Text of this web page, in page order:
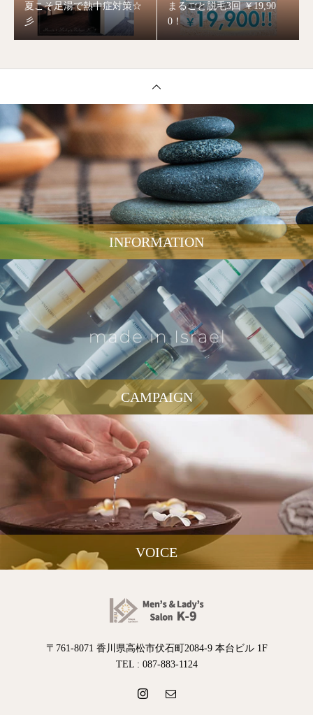
夏こそ足湯で熱中症対策☆
彡
まるごと脱毛3回 ￥19,90
0！
INFORMATION
CAMPAIGN
VOICE
〒761-8071 香川県高松市伏石町2084-9 本台ビル 1F
TEL : 087-883-1124